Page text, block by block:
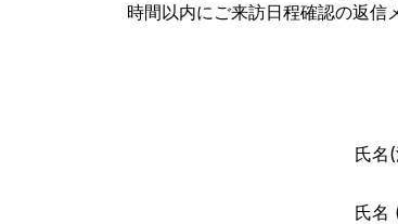
時間以内にご来訪日程確認の返信
氏名
氏名